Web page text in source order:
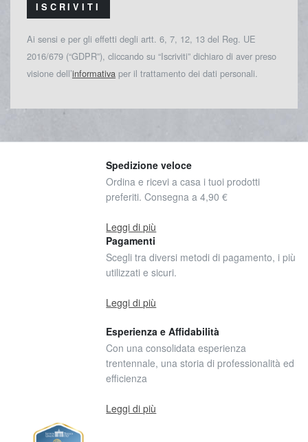
ISCRIVITI
Ai sensi e per gli effetti degli artt. 6, 7, 12, 13 del Reg. UE
2016/679 (“GDPR”), cliccando su “Iscriviti” dichiaro di aver preso
visione dell’informativa per il trattamento dei dati personali.
Spedizione veloce
Ordina e ricevi a casa i tuoi prodotti
preferiti. Consegna a 4,90 €
Leggi di più
Pagamenti
Scegli tra diversi metodi di pagamento, i più
utilizzati e sicuri.
Leggi di più
Esperienza e Affidabilità
Con una consolidata esperienza
trentennale, una storia di professionalità ed
efficienza
Leggi di più